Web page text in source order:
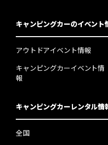
キャンピングカーのイベント
アウトドアイベント情報
キャンピングカーイベント情
報
キャンピングカーレンタル情
全国